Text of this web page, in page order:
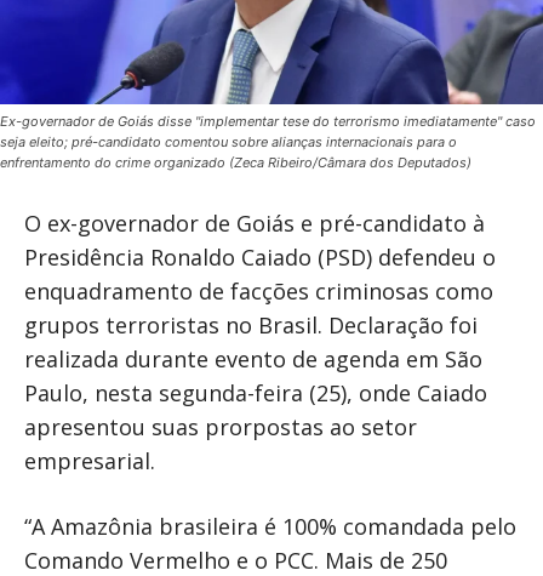
Ex-governador de Goiás disse "implementar tese do terrorismo imediatamente" caso
seja eleito; pré-candidato comentou sobre alianças internacionais para o
enfrentamento do crime organizado (Zeca Ribeiro/Câmara dos Deputados)
O ex-governador de Goiás e pré-candidato à
Presidência Ronaldo Caiado (PSD) defendeu o
enquadramento de facções criminosas como
grupos terroristas no Brasil. Declaração foi
realizada durante evento de agenda em São
Paulo, nesta segunda-feira (25), onde Caiado
apresentou suas prorpostas ao setor
empresarial.
“A Amazônia brasileira é 100% comandada pelo
Comando Vermelho e o PCC. Mais de 250